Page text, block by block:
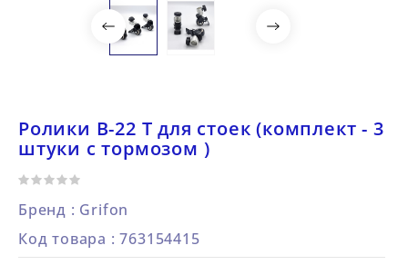
Ролики B-22 Т для стоек (комплект - 3
штуки с тормозом )
Бренд : Grifon
Код товара : 763154415